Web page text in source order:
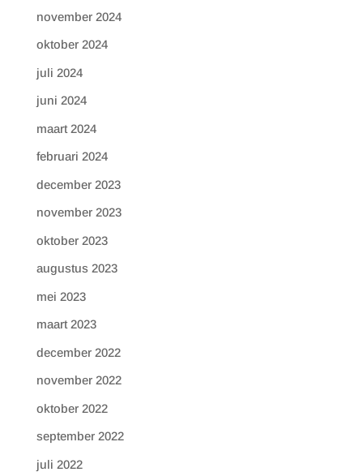
november 2024
oktober 2024
juli 2024
juni 2024
maart 2024
februari 2024
december 2023
november 2023
oktober 2023
augustus 2023
mei 2023
maart 2023
december 2022
november 2022
oktober 2022
september 2022
juli 2022